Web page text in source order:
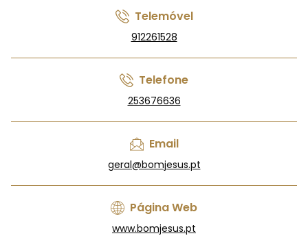
Telemóvel
912261528
Telefone
253676636
Email
geral@bomjesus.pt
Página Web
www.bomjesus.pt